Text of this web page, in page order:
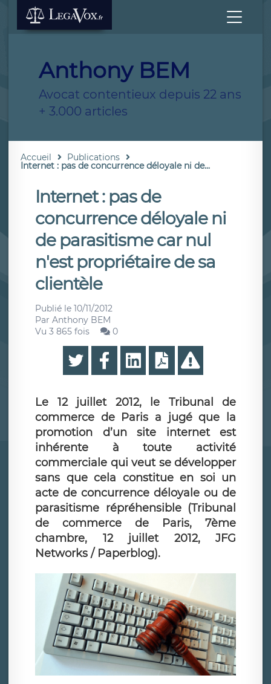
Anthony BEM
Avocat contentieux depuis 22 ans
+ 3.000 articles
Accueil Publications
Internet : pas de concurrence déloyale ni de...
Internet : pas de
concurrence déloyale ni
de parasitisme car nul
n'est propriétaire de sa
clientèle
Publié le 10/11/2012
Par Anthony BEM
Vu 3 865 fois
0
Le 12 juillet 2012, le Tribunal de
commerce de Paris a jugé que la
promotion d’un site internet est
inhérente à toute activité
commerciale qui veut se développer
sans que cela constitue en soi un
acte de concurrence déloyale ou de
parasitisme répréhensible (Tribunal
de commerce de Paris, 7ème
chambre, 12 juillet 2012, JFG
Networks / Paperblog).